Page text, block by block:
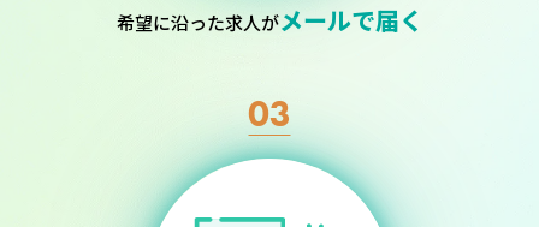
希望に沿った求人がメールで届く
03